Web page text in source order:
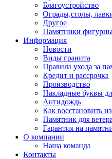
Благоустройство
Ограды,столы,
Другое
Памятники
Информация
Новости
Виды гранита
Правила ухода за
Кредит и рассрочка
Производство
Накладные буквы
Антидождь
Как восстановить
Памятник для
Гарантия на
О компании
Наша команда
Контакты